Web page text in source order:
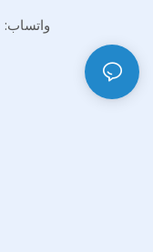
واتساب: +86 151515